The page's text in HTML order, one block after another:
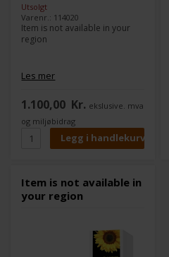
Utsolgt
Varenr.: 114020
Item is not available in your
region
Les mer
1.100,00 Kr. ekslusive. mva
og miljøbidrag
Item is not available in
your region